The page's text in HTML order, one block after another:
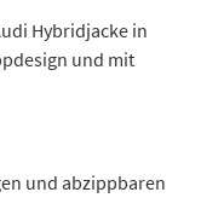
Hybridjacke in
und mit
und abzippbaren